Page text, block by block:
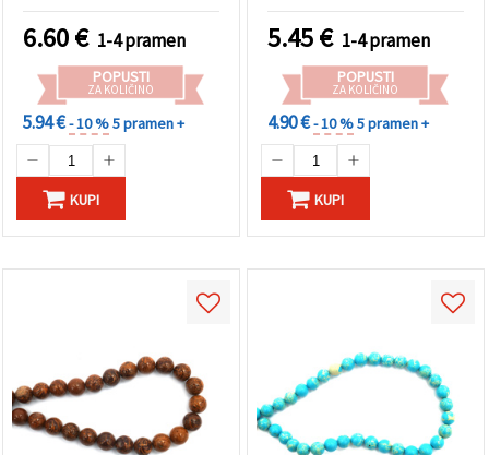
6.60€ 1-4 pramen
POPUSTI
ZA KOLIČINO
5.94 €- 10 %5 pramen +
KUPI
in hobi ustvarjanje
5.45€ 1-4 pramen
POPUSTI
ZA KOLIČINO
4.90 €- 10 %5 pramen +
KUPI